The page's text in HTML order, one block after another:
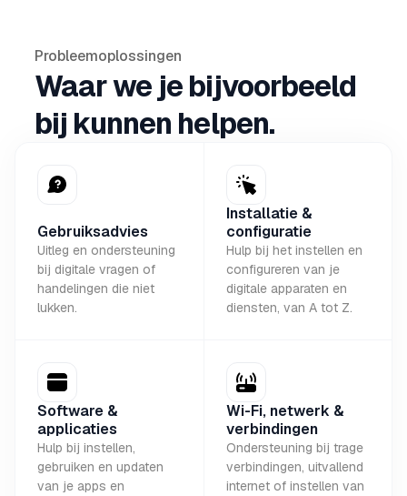
Probleemoplossingen
Waar we je bijvoorbeeld
bij kunnen helpen.
Gebruiksadvies
Uitleg en ondersteuning
bij digitale vragen of
handelingen die niet
lukken.
Installatie &
configuratie
Hulp bij het instellen en
configureren van je
digitale apparaten en
diensten, van A tot Z.
Software &
applicaties
Hulp bij instellen,
gebruiken en updaten
van je apps en
Wi-Fi, netwerk &
verbindingen
Ondersteuning bij trage
verbindingen, uitvallend
internet of instellen van